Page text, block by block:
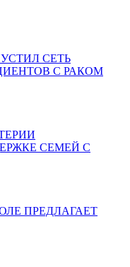
СЕТЬ
С РАКОМ
СЕМЕЙ С
ПРЕДЛАГАЕТ